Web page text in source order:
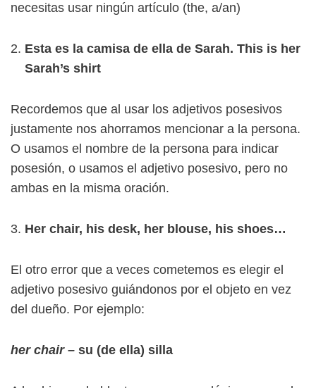
necesitas usar ningún artículo (the, a/an)
Esta es la camisa de ella de Sarah. This is her
Sarah’s shirt
Recordemos que al usar los adjetivos posesivos
justamente nos ahorramos mencionar a la persona.
O usamos el nombre de la persona para indicar
posesión, o usamos el adjetivo posesivo, pero no
ambas en la misma oración.
Her chair, his desk, her blouse, his shoes…
El otro error que a veces cometemos es elegir el
adjetivo posesivo guiándonos por el objeto en vez
del dueño. Por ejemplo:
her chair – su (de ella) silla